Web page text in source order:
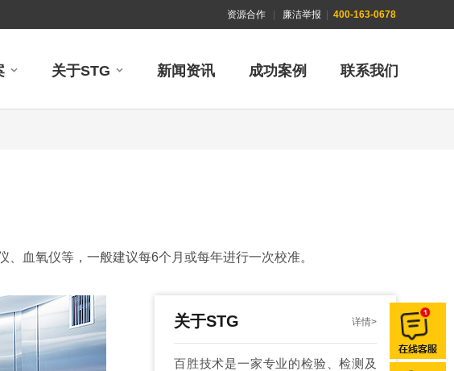
资源合作 廉洁举报 400-163-0678
关于STG 新闻资讯 成功案例 联系我们
血氧仪等，一般建议每6个月或每年进行一次校准。
关于STG 详情>
百胜技术是一家专业的检验、检测及